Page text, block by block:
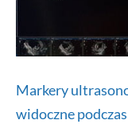
Markery
widoczne